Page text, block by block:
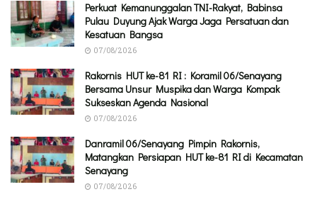
Perkuat Kemanunggalan TNI-Rakyat, Babinsa
Pulau Duyung Ajak Warga Jaga Persatuan dan
Kesatuan Bangsa
07/08/2026
Rakornis HUT ke-81 RI : Koramil 06/Senayang
Bersama Unsur Muspika dan Warga Kompak
Sukseskan Agenda Nasional
07/08/2026
Danramil 06/Senayang Pimpin Rakornis,
Matangkan Persiapan HUT ke-81 RI di Kecamatan
Senayang
07/08/2026